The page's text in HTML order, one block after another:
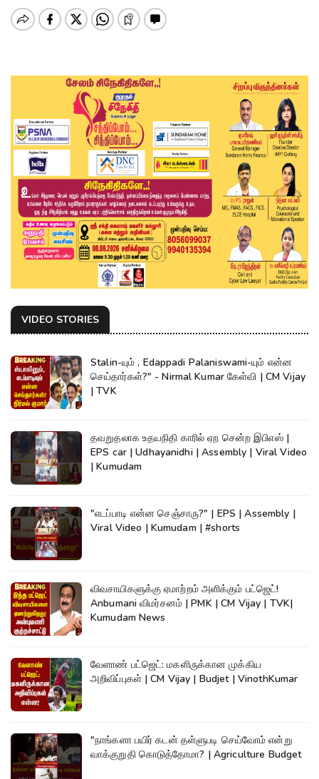
VIDEO STORIES
Stalin-யும் , Edappadi Palaniswami-யும் என்ன
செய்தார்கள்?" - Nirmal Kumar கேள்வி | CM Vijay
| TVK
தவறுதலாக உதயநிதி காரில் ஏற சென்ற இபிஎஸ் |
EPS car | Udhayanidhi | Assembly | Viral Video
| Kumudam
"எடப்பாடி என்ன செஞ்சாரு?" | EPS | Assembly |
Viral Video | Kumudam | #shorts
விவசாயிகளுக்கு ஏமாற்றம் அளிக்கும் பட்ஜெட்!
Anbumani விமர்சனம் | PMK | CM Vijay | TVK|
Kumudam News
வேளாண் பட்ஜெட்: மகளிருக்கான முக்கிய
அறிவிப்புகள் | CM Vijay | Budjet | VinothKumar
"நாங்களா பயிர் கடன் தள்ளுபடி செய்வோம் என்று
வாக்குறுதி கொடுத்தோமா? | Agriculture Budget